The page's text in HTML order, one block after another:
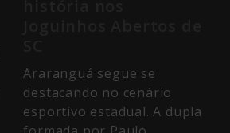
Araranguá segue se
destacando no cenário
esportivo estadual. A dupla